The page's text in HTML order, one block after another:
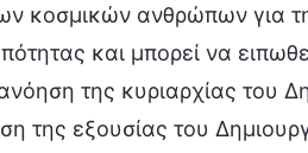
κοσμικών ανθρώπων για
και μπορεί να
της κυριαρχίας του
της εξουσίας του